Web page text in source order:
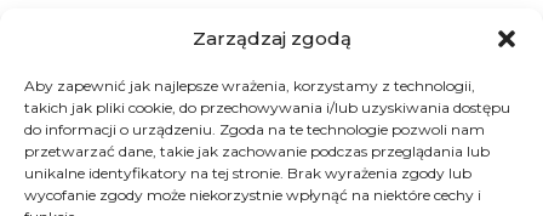
Zarządzaj zgodą
Aby zapewnić jak najlepsze wrażenia, korzystamy z technologii,
takich jak pliki cookie, do przechowywania i/lub uzyskiwania dostępu
do informacji o urządzeniu. Zgoda na te technologie pozwoli nam
przetwarzać dane, takie jak zachowanie podczas przeglądania lub
unikalne identyfikatory na tej stronie. Brak wyrażenia zgody lub
wycofanie zgody może niekorzystnie wpłynąć na niektóre cechy i
601698402
biuro@mocninastarcie.pl